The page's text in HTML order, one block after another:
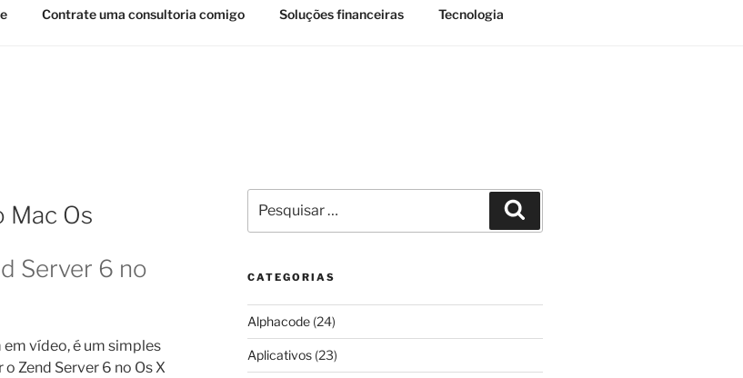
Contrate uma consultoria comigo Soluções financeiras Tecnologia
Mac Os
Server 6 no
em vídeo, é um simples
Zend Server 6 no Os X
por:
CATEGORIAS
Alphacode(24)
Aplicativos(23)